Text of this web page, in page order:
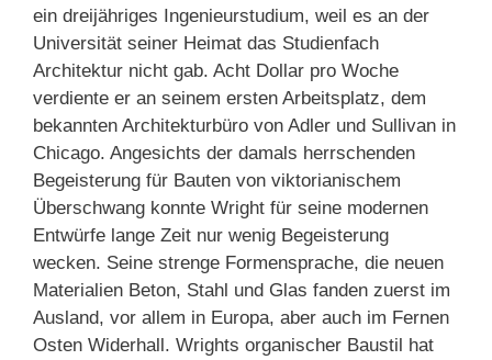
ein dreijähriges Ingenieurstudium, weil es an der
Universität seiner Heimat das Studienfach
Architektur nicht gab. Acht Dollar pro Woche
verdiente er an seinem ersten Arbeitsplatz, dem
bekannten Architekturbüro von Adler und Sullivan in
Chicago. Angesichts der damals herrschenden
Begeisterung für Bauten von viktorianischem
Überschwang konnte Wright für seine modernen
Entwürfe lange Zeit nur wenig Begeisterung
wecken. Seine strenge Formensprache, die neuen
Materialien Beton, Stahl und Glas fanden zuerst im
Ausland, vor allem in Europa, aber auch im Fernen
Osten Widerhall. Wrights organischer Baustil hat